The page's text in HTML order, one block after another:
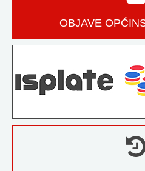
OBJAVE